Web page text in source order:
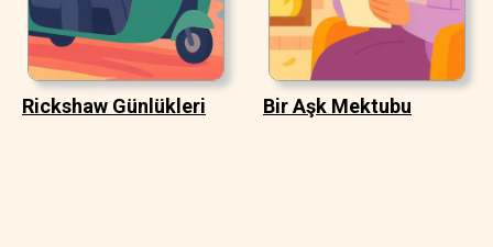
Rickshaw Günlükleri Bir Aşk Mektubu